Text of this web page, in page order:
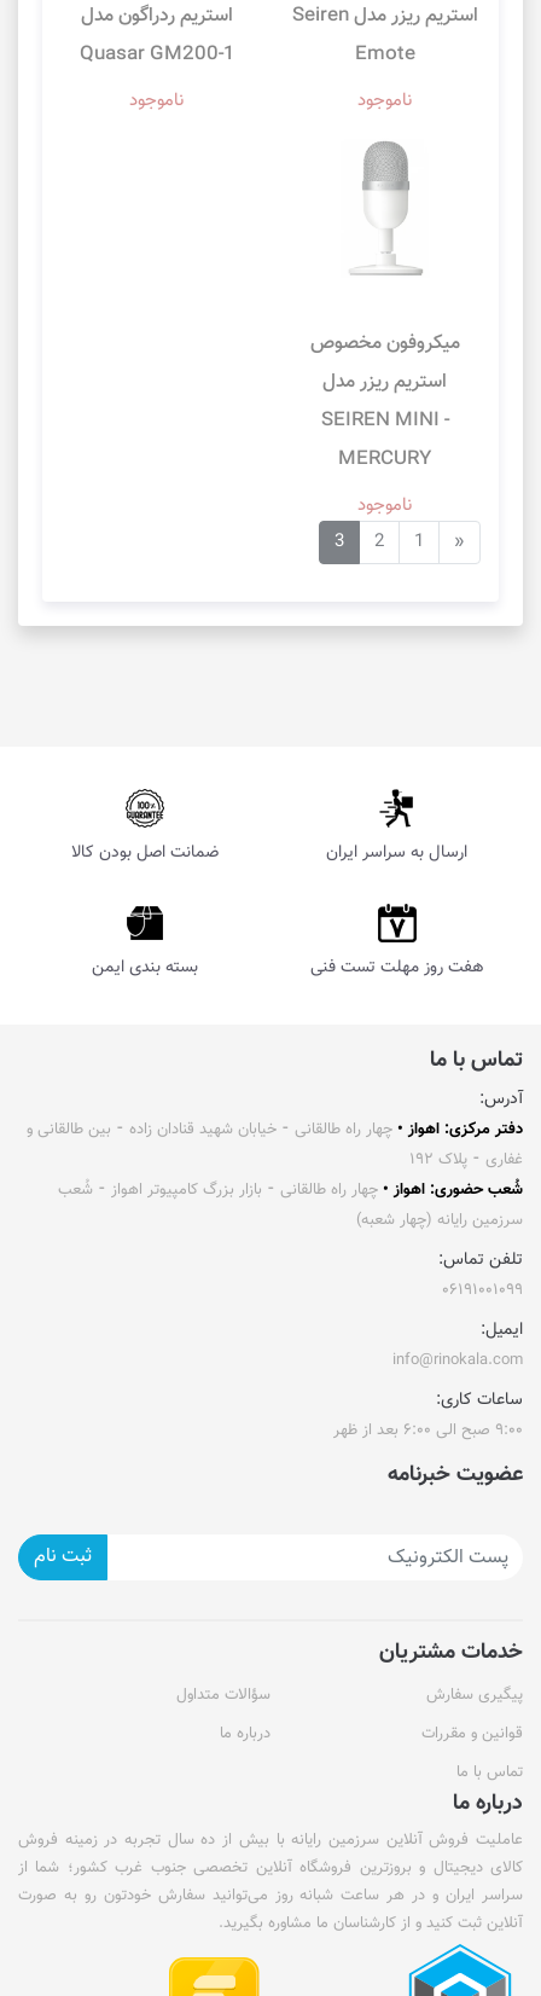
استریم ریزر مدل Seiren
Emote
ناموجود
استریم ردراگون مدل
Quasar GM200-1
ناموجود
میکروفون مخصوص
استریم ریزر مدل
SEIREN MINI -
MERCURY
ناموجود
«
1
2
3
ارسال به سراسر ایران ضمانت اصل بودن کالا
هفت روز مهلت تست فنی بسته بندی ایمن
تماس با ما
آدرس:
دفتر مرکزی: اهواز • چهار راه طالقانی ⁃ خیابان شهید قنادان زاده ⁃ بین طالقانی و
غفاری ⁃ پلاک ۱۹۲
شُعب حضوری: اهواز • چهار راه طالقانی ⁃ بازار بزرگ کامپیوتر اهواز ⁃ شُعب
سرزمین رایانه (چهار شعبه)
تلفن تماس:
۰۶۱۹۱۰۰۱۰۹۹
ایمیل:
info@rinokala.com
ساعات کاری:
۹:۰۰ صبح الی ۶:۰۰ بعد از ظهر
عضویت خبرنامه
ثبت نام
خدمات مشتریان
پیگیری سفارش
سؤالات متداول
قوانین و مقررات
درباره ما
تماس با ما
درباره ما
عاملیت فروش آنلاین سرزمین رایانه با بیش از ده سال تجربه در زمینه فروش
کالای دیجیتال و بروزترین فروشگاه آنلاین تخصصی جنوب غرب کشور؛ شما از
سراسر ایران و در هر ساعت شبانه روز می‌توانید سفارش خودتون رو به صورت
آنلاین ثبت کنید و از کارشناسان ما مشاوره بگیرید.